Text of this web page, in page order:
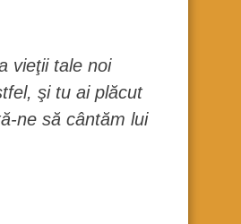
vieţii tale noi
şi tu ai plăcut
ne să cântăm lui